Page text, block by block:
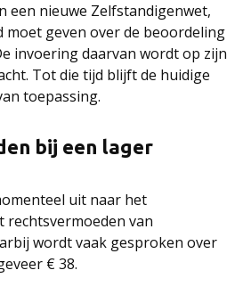
een nieuwe Zelfstandigenwet,
moet geven over de beoordeling
invoering daarvan wordt op zijn
Tot die tijd blijft de huidige
toepassing.
bij een lager
uit naar het
van
wordt vaak gesproken over
€ 38.